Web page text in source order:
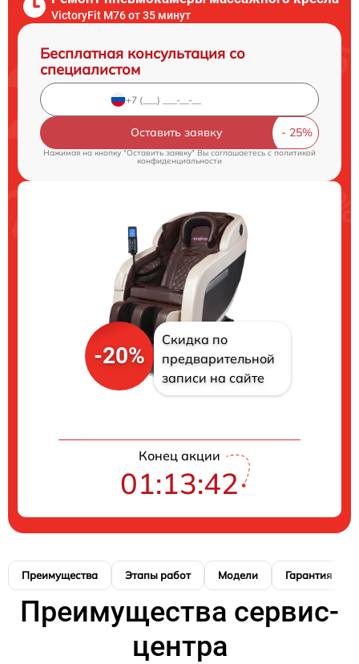
VictoryFit M76 от 35 минут
Бесплатная консультация со
специалистом
Оставить заявку
Нажимая на кнопку "Оставить заявку" Вы соглашаетесь cполитикой
конфиденциальности
-20%
Скидка по
предварительной
записи на сайте
Конец акции
01:13:41
Преимущества Этапы работ Модели Гарантия
Преимущества сервис-
центра